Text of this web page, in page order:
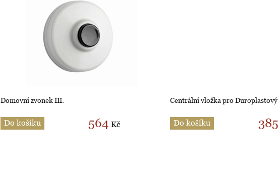
Domovní zvonek III.
Do košíku 564 Kč
Centrální vložka pro
Do košíku 385